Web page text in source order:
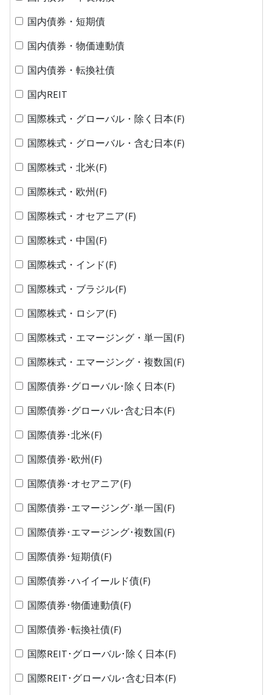
国内債券・短期債
国内債券・物価連動債
国内債券・転換社債
国内REIT
国際株式・グローバル・除く日本(F)
国際株式・グローバル・含む日本(F)
国際株式・北米(F)
国際株式・欧州(F)
国際株式・オセアニア(F)
国際株式・中国(F)
国際株式・インド(F)
国際株式・ブラジル(F)
国際株式・ロシア(F)
国際株式・エマージング・単一国(F)
国際株式・エマージング・複数国(F)
国際債券･グローバル･除く日本(F)
国際債券･グローバル･含む日本(F)
国際債券･北米(F)
国際債券･欧州(F)
国際債券･オセアニア(F)
国際債券･エマージング･単一国(F)
国際債券･エマージング･複数国(F)
国際債券･短期債(F)
国際債券･ハイイールド債(F)
国際債券･物価連動債(F)
国際債券･転換社債(F)
国際REIT･グローバル･除く日本(F)
国際REIT･グローバル･含む日本(F)